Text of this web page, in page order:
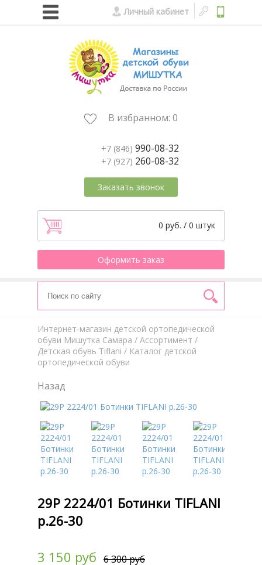
Личный кабинет
В избранном: 0
+7 (846) 990-08-32
+7 (927) 260-08-32
Заказать звонок
0 руб. / 0 штук
Оформить заказ
Интернет-магазин детской ортопедической
обуви Мишутка Самара / Aссортимент /
Детская обувь Tiflani / Каталог детской
ортопедической обуви
Назад
29Р 2224/01 Ботинки TIFLANI
р.26-30
3 150 руб 6 300 руб